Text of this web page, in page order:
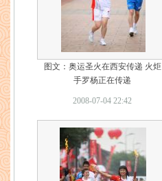
图文：奥运圣火在西安传递 火炬
手罗杨正在传递
2008-07-04 22:42